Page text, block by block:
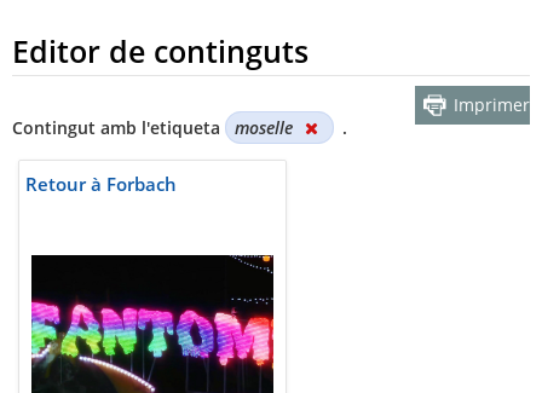
Editor de continguts
Contingut amb l'etiqueta moselle .
Imprimer
Retour à Forbach